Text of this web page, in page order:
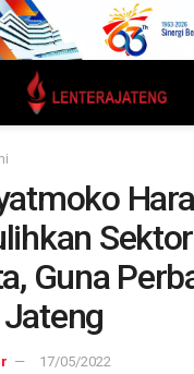
Sektor
Guna
17/05/2022